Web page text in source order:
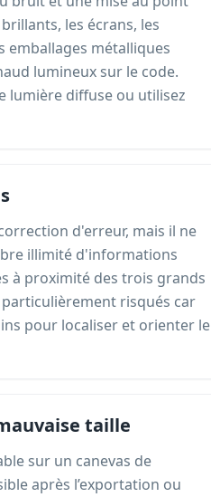
les écrans, les
emballages métalliques
lumineux sur le code.
lumière diffuse ou utilisez
d'erreur, mais il ne
illimité d'informations
à proximité des trois grands
risqués car
pour localiser et orienter le
taille
sur un canevas de
après l’exportation ou